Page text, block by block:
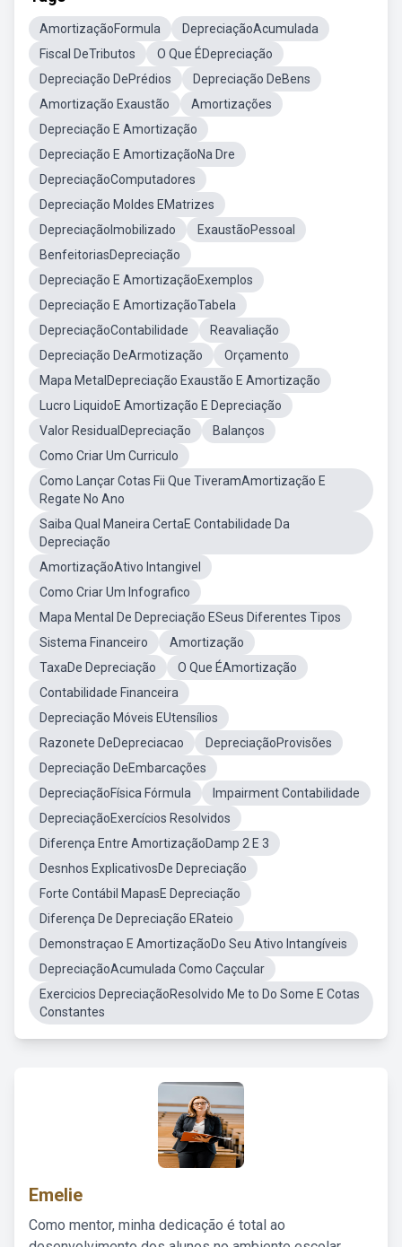
AmortizaçãoFormula
DepreciaçãoAcumulada
Fiscal DeTributos
O Que ÉDepreciação
Depreciação DePrédios
Depreciação DeBens
Amortização Exaustão
Amortizações
Depreciação E Amortização
Depreciação E AmortizaçãoNa Dre
DepreciaçãoComputadores
Depreciação Moldes EMatrizes
DepreciaçãoImobilizado
ExaustãoPessoal
BenfeitoriasDepreciação
Depreciação E AmortizaçãoExemplos
Depreciação E AmortizaçãoTabela
DepreciaçãoContabilidade
Reavaliação
Depreciação DeArmotização
Orçamento
Mapa MetalDepreciação Exaustão E Amortização
Lucro LiquidoE Amortização E Depreciação
Valor ResidualDepreciação
Balanços
Como Criar Um Curriculo
Como Lançar Cotas Fii Que TiveramAmortização E
Regate No Ano
Saiba Qual Maneira CertaE Contabilidade Da
Depreciação
AmortizaçãoAtivo Intangivel
Como Criar Um Infografico
Mapa Mental De Depreciação ESeus Diferentes Tipos
Sistema Financeiro
Amortização
TaxaDe Depreciação
O Que ÉAmortização
Contabilidade Financeira
Depreciação Móveis EUtensílios
Razonete DeDepreciacao
DepreciaçãoProvisões
Depreciação DeEmbarcações
DepreciaçãoFísica Fórmula
Impairment Contabilidade
DepreciaçãoExercícios Resolvidos
Diferença Entre AmortizaçãoDamp 2 E 3
Desnhos ExplicativosDe Depreciação
Forte Contábil MapasE Depreciação
Diferença De Depreciação ERateio
Demonstraçao E AmortizaçãoDo Seu Ativo Intangíveis
DepreciaçãoAcumulada Como Caçcular
Exercicios DepreciaçãoResolvido Me to Do Some E Cotas
Constantes
Emelie
Como mentor, minha dedicação é total ao